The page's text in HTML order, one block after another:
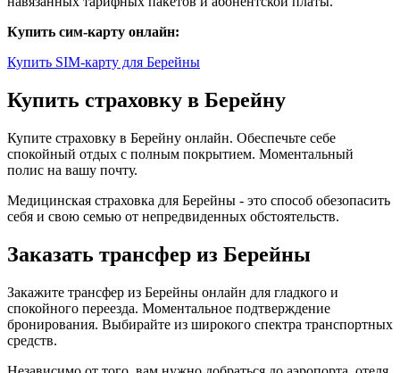
Купить сим-карту онлайн:
Купить SIM-карту для Берейны
Купить страховку в Берейну
Купите страховку в Берейну онлайн. Обеспечьте себе
спокойный отдых с полным покрытием. Моментальный
полис на вашу почту.
Медицинская страховка для Берейны - это способ обезопасить
себя и свою семью от непредвиденных обстоятельств.
Заказать трансфер из Берейны
Закажите трансфер из Берейны онлайн для гладкого и
спокойного переезда. Моментальное подтверждение
бронирования. Выбирайте из широкого спектра транспортных
средств.